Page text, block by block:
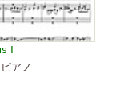
I
アノ